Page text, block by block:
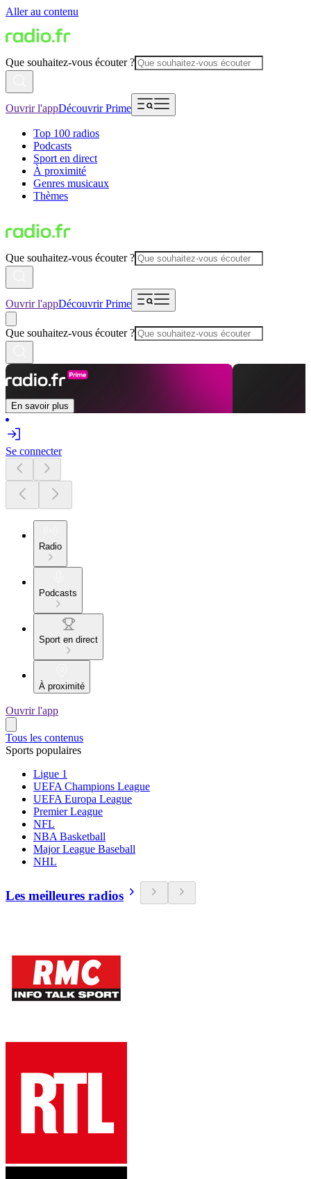
Aller au contenu
Que souhaitez-vous écouter ?
Ouvrir l'appDécouvrir Prime
Top 100 radios
Podcasts
Sport en direct
À proximité
Genres musicaux
Thèmes
Que souhaitez-vous écouter ?
Ouvrir l'appDécouvrir Prime
Que souhaitez-vous écouter ?
En savoir plus
Se connecter
Radio
Podcasts
Sport en direct
À proximité
Ouvrir l'app
Tous les contenus
Sports populaires
Ligue 1
UEFA Champions League
UEFA Europa League
Premier League
NFL
NBA Basketball
Major League Baseball
NHL
Les meilleures radios